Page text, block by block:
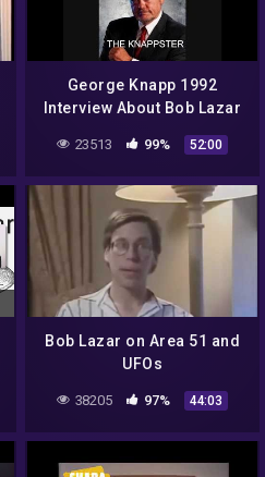
George Knapp 1992
Interview About Bob Lazar
23513 99% 52:00
Bob Lazar on Area 51 and
UFOs
38205 97% 44:03